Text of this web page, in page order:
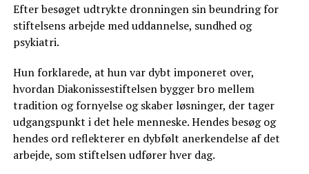
Efter besøget udtrykte dronningen sin beundring for
stiftelsens arbejde med uddannelse, sundhed og
psykiatri.
Hun forklarede, at hun var dybt imponeret over,
hvordan Diakonissestiftelsen bygger bro mellem
tradition og fornyelse og skaber løsninger, der tager
udgangspunkt i det hele menneske. Hendes besøg og
hendes ord reflekterer en dybfølt anerkendelse af det
arbejde, som stiftelsen udfører hver dag.